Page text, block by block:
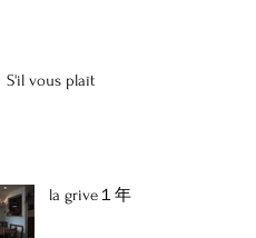
S'il vous plaît
la grive１年